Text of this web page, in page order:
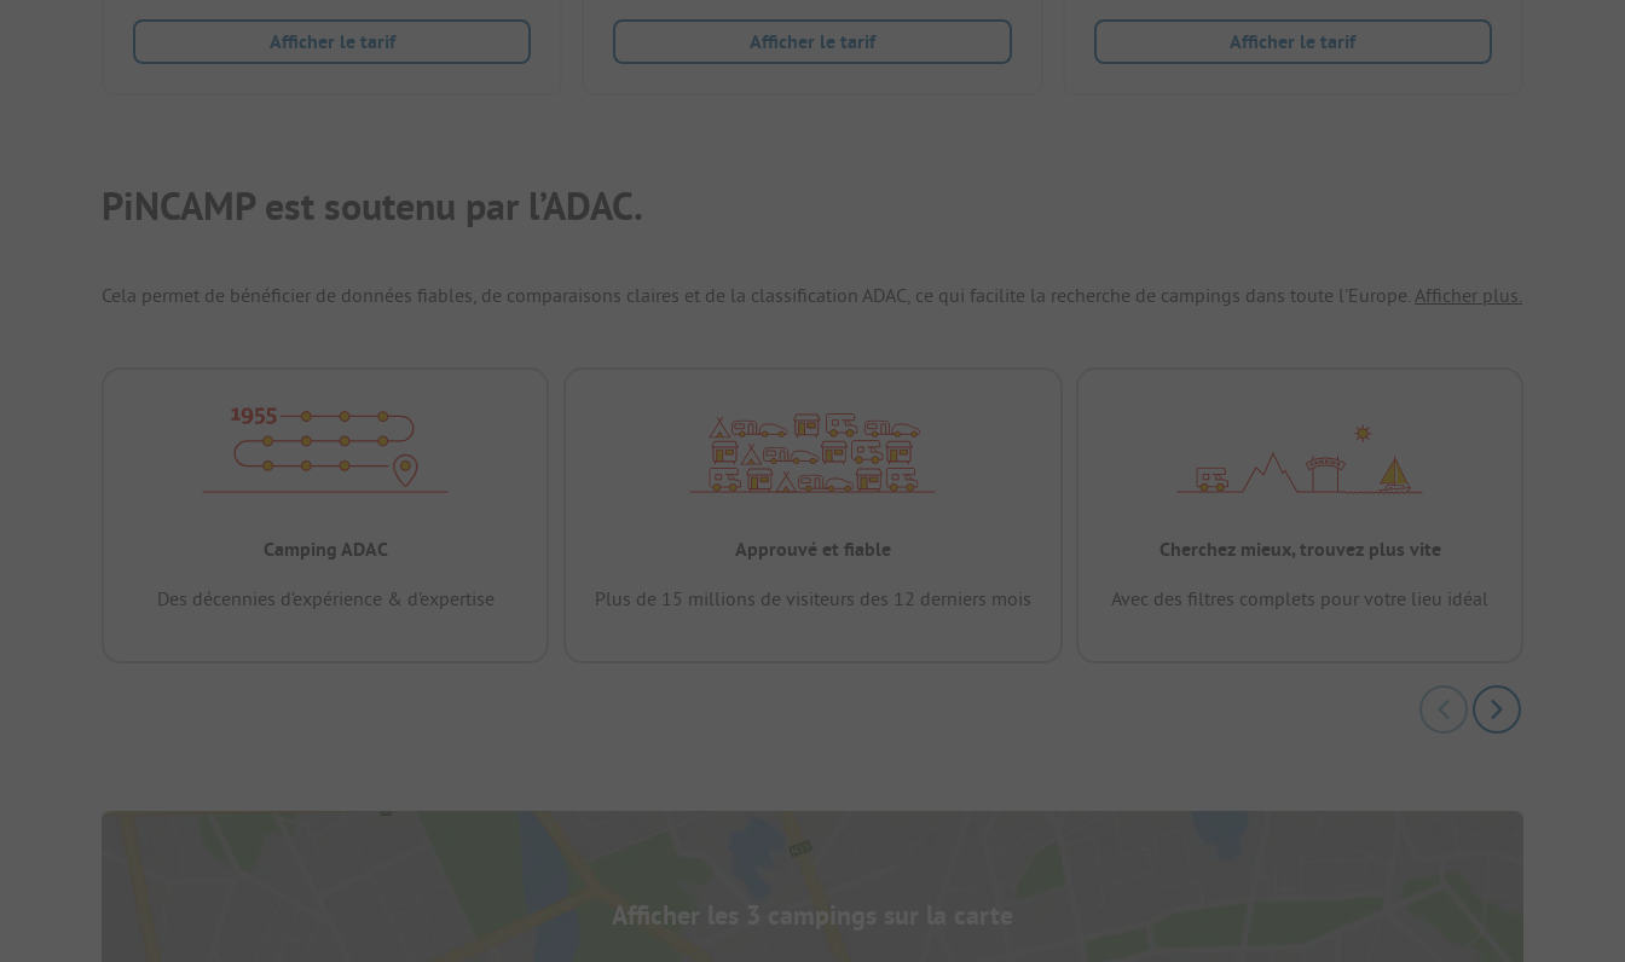
Afficher le tarif Afficher le tarif Afficher le tarif
PiNCAMP est soutenu par l’ADAC.
Cela permet de bénéficier de données fiables, de comparaisons claires et de la classification ADAC, ce qui facilite la recherche de campings dans toute l'Europe. Afficher plus.
Camping ADAC
Des décennies d’expérience & d’expertise
Approuvé et fiable
Plus de 15 millions de visiteurs des 12 derniers mois
Cherchez mieux, trouvez plus vite
Avec des filtres complets pour votre lieu idéal
Afficher les 3 campings sur la carte